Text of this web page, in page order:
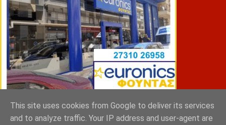
ΣΠΥΡΑΚΗΣ ΠΑΝΑΓΙΩΤΗΣ & YIOI ΣΠΑΡΤΗ
This site uses cookies from Google to deliver its services
and to analyze traffic. Your IP address and user-agent are